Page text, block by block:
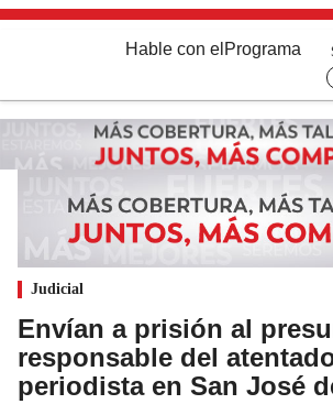
Hable con el Programa
Judicial
Envían a prisión al
responsable del
periodista en San José